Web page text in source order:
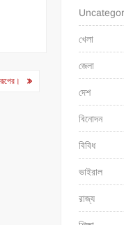
খেলা
জেলা
দেশ
বিনোদন
বিবিধ
ভাইরাল
রাজ্য